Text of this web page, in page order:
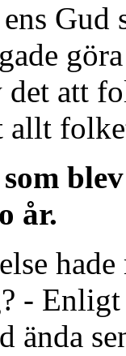
Gud
det att
allt
år.
hade
-
ända